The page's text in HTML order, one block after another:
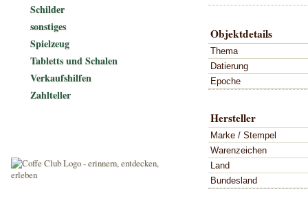
Objektdetails
Thema
Datierung
Epoche
Hersteller
Marke / Stempel
Warenzeichen
Land
Bundesland
Schilder
sonstiges
Spielzeug
Tabletts und Schalen
Verkaufshilfen
Zahlteller